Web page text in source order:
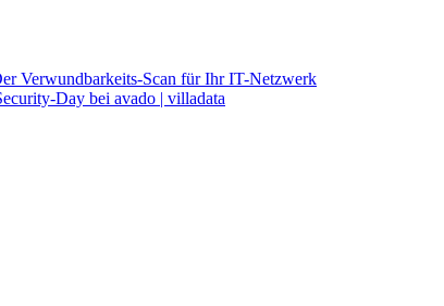
Verwundbarkeits-Scan für Ihr IT-Netzwerk
Day bei avado | villadata